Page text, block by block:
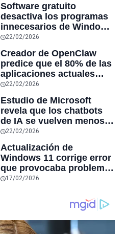
Software gratuito
desactiva los programas
innecesarios de Windows
11 y optimiza el PC,
RAM y mucho más
22/02/2026
Creador de OpenClaw
predice que el 80% de las
aplicaciones actuales
desaparecerán en el
las aplicaciones con
sensores únicos o
conexiones especiales a
hardware
22/02/2026
Estudio de Microsoft
revela que los chatbots
de IA se vuelven menos
confiables mientras más
tiempo hablas con ellos:
la falta de confiabilidad
sube un 112%
22/02/2026
Actualización de
Windows 11 corrige error
que provocaba problemas
al jugar en PC: los
producían desde 2023
17/02/2026